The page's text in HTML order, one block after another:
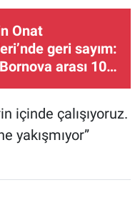
Onat
geri sayım:
arası 10
içinde çalışıyoruz.
yakışmıyor”